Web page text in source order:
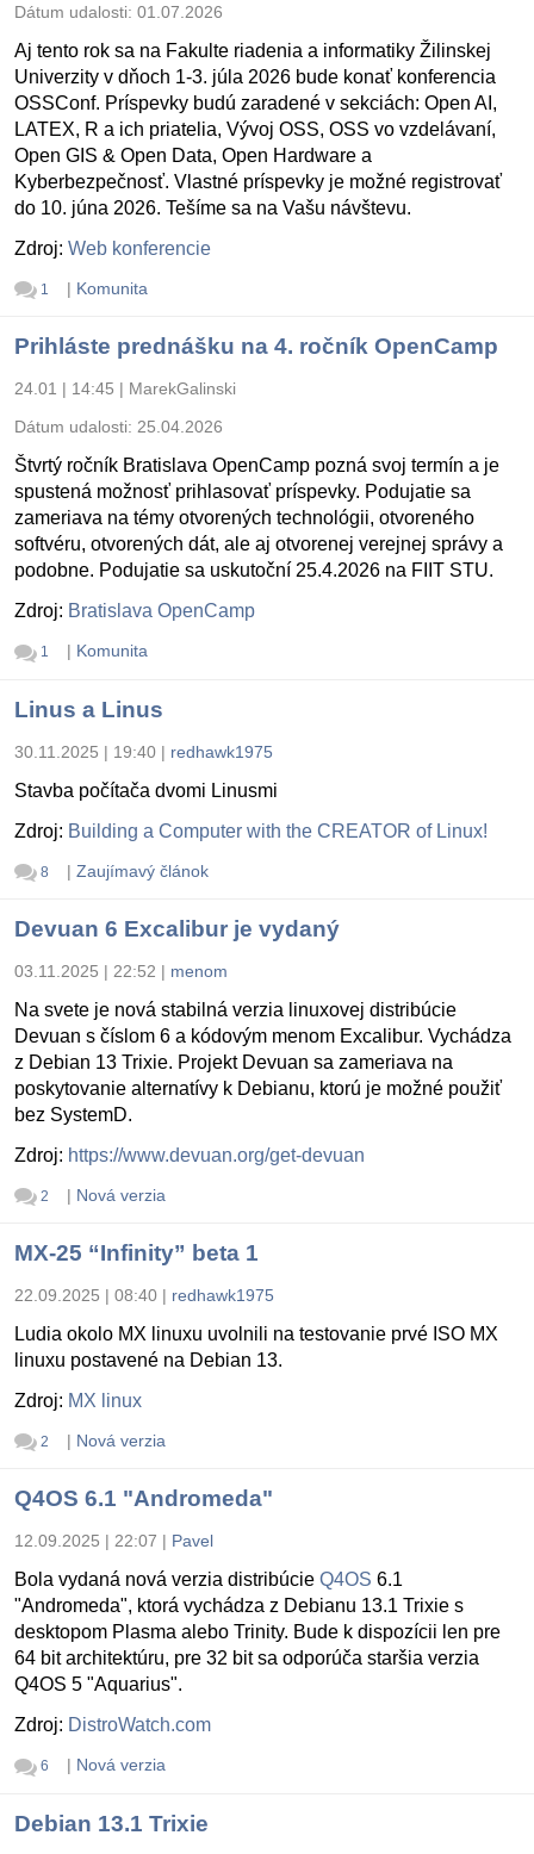
Dátum udalosti: 01.07.2026
Aj tento rok sa na Fakulte riadenia a informatiky Žilinskej
Univerzity v dňoch 1-3. júla 2026 bude konať konferencia
OSSConf. Príspevky budú zaradené v sekciách: Open AI,
LATEX, R a ich priatelia, Vývoj OSS, OSS vo vzdelávaní,
Open GIS & Open Data, Open Hardware a
Kyberbezpečnosť. Vlastné príspevky je možné registrovať
do 10. júna 2026. Tešíme sa na Vašu návštevu.
Zdroj: Web konferencie
1 | Komunita
Prihláste prednášku na 4. ročník OpenCamp
24.01 | 14:45 | MarekGalinski
Dátum udalosti: 25.04.2026
Štvrtý ročník Bratislava OpenCamp pozná svoj termín a je
spustená možnosť prihlasovať príspevky. Podujatie sa
zameriava na témy otvorených technológii, otvoreného
softvéru, otvorených dát, ale aj otvorenej verejnej správy a
podobne. Podujatie sa uskutoční 25.4.2026 na FIIT STU.
Zdroj: Bratislava OpenCamp
1 | Komunita
Linus a Linus
30.11.2025 | 19:40 | redhawk1975
Stavba počítača dvomi Linusmi
Zdroj: Building a Computer with the CREATOR of Linux!
8 | Zaujímavý článok
Devuan 6 Excalibur je vydaný
03.11.2025 | 22:52 | menom
Na svete je nová stabilná verzia linuxovej distribúcie
Devuan s číslom 6 a kódovým menom Excalibur. Vychádza
z Debian 13 Trixie. Projekt Devuan sa zameriava na
poskytovanie alternatívy k Debianu, ktorú je možné použiť
bez SystemD.
Zdroj: https://www.devuan.org/get-devuan
2 | Nová verzia
MX-25 “Infinity” beta 1
22.09.2025 | 08:40 | redhawk1975
Ludia okolo MX linuxu uvolnili na testovanie prvé ISO MX
linuxu postavené na Debian 13.
Zdroj: MX linux
2 | Nová verzia
Q4OS 6.1 "Andromeda"
12.09.2025 | 22:07 | Pavel
Bola vydaná nová verzia distribúcie Q4OS 6.1
"Andromeda", ktorá vychádza z Debianu 13.1 Trixie s
desktopom Plasma alebo Trinity. Bude k dispozícii len pre
64 bit architektúru, pre 32 bit sa odporúča staršia verzia
Q4OS 5 "Aquarius".
Zdroj: DistroWatch.com
6 | Nová verzia
Debian 13.1 Trixie